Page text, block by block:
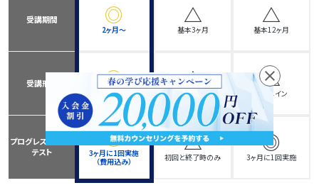
受講期間 ◎
2ヶ月〜
△
基本3ヶ月
△
基本12ヶ月
受講形態 ◎
オンライン
△
通学メイン
△
通学メイン
プログレスチェック
テスト
◎
3ヶ月に1回実施
（費用込み）
△
初回と終了時のみ
◎
3ヶ月に1回実施
close